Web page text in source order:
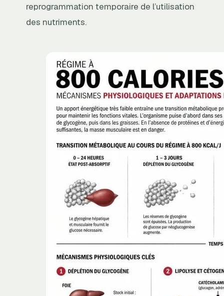
reprogrammation temporaire de l’utilisation
des nutriments.